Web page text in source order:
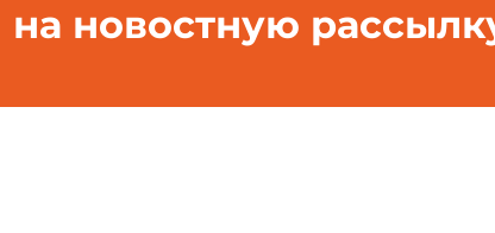
на новостную